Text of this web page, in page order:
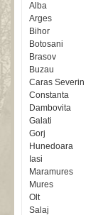
Alba
Arges
Bihor
Botosani
Brasov
Buzau
Caras Severin
Constanta
Dambovita
Galati
Gorj
Hunedoara
Iasi
Maramures
Mures
Olt
Salaj